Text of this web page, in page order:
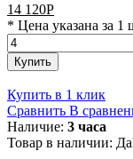
14 120Р
* Цена указана за 1
Купить
Купить в 1 клик
Сравнить В
Наличие: 3 часа
Товар в наличии: Да